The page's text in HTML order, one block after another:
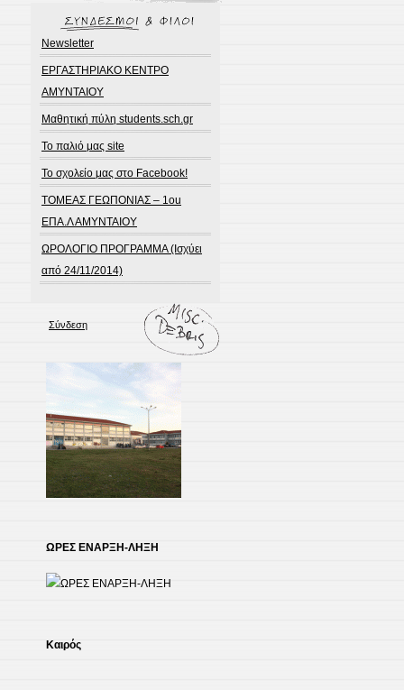
Newsletter
ΕΡΓΑΣΤΗΡΙΑΚΟ ΚΕΝΤΡΟ
ΑΜΥΝΤΑΙΟΥ
Μαθητική πύλη students.sch.gr
Το παλιό μας site
Το σχολείο μας στο Facebook!
ΤΟΜΕΑΣ ΓΕΩΠΟΝΙΑΣ – 1ou
ΕΠΑ.Λ ΑΜΥΝΤΑΙΟΥ
ΩΡΟΛΟΓΙΟ ΠΡΟΓΡΑΜΜΑ (Ισχύει
από 24/11/2014)
Σύνδεση
ΩΡΕΣ ΕΝΑΡΞΗ-ΛΗΞΗ
Kαιρός